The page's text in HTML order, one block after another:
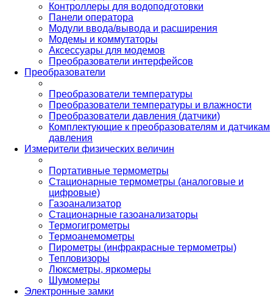
Контроллеры для водоподготовки
Панели оператора
Модули ввода/вывода и расширения
Модемы и коммутаторы
Аксессуары для модемов
Преобразователи интерфейсов
Преобразователи
Преобразователи температуры
Преобразователи температуры и влажности
Преобразователи давления (датчики)
Комплектующие к преобразователям и датчикам
давления
Измерители физических величин
Портативные термометры
Стационарные термометры (аналоговые и
цифровые)
Газоанализатор
Стационарные газоанализаторы
Термогигрометры
Термоанемометры
Пирометры (инфракрасные термометры)
Тепловизоры
Люксметры, яркомеры
Шумомеры
Электронные замки